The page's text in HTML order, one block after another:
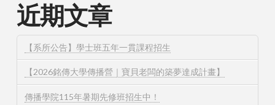
近期文章
【系所公告】學士班五年一貫課程招生
【2026銘傳大學傳播營｜寶貝老闆的築夢達成計畫】
傳播學院115年暑期先修班招生中！